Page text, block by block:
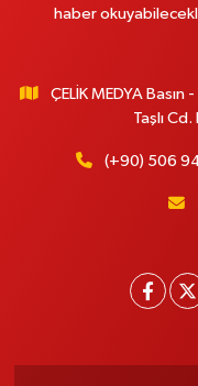
haber
ÇELİK MEDYA Basın
Taşlı
(+90) 506